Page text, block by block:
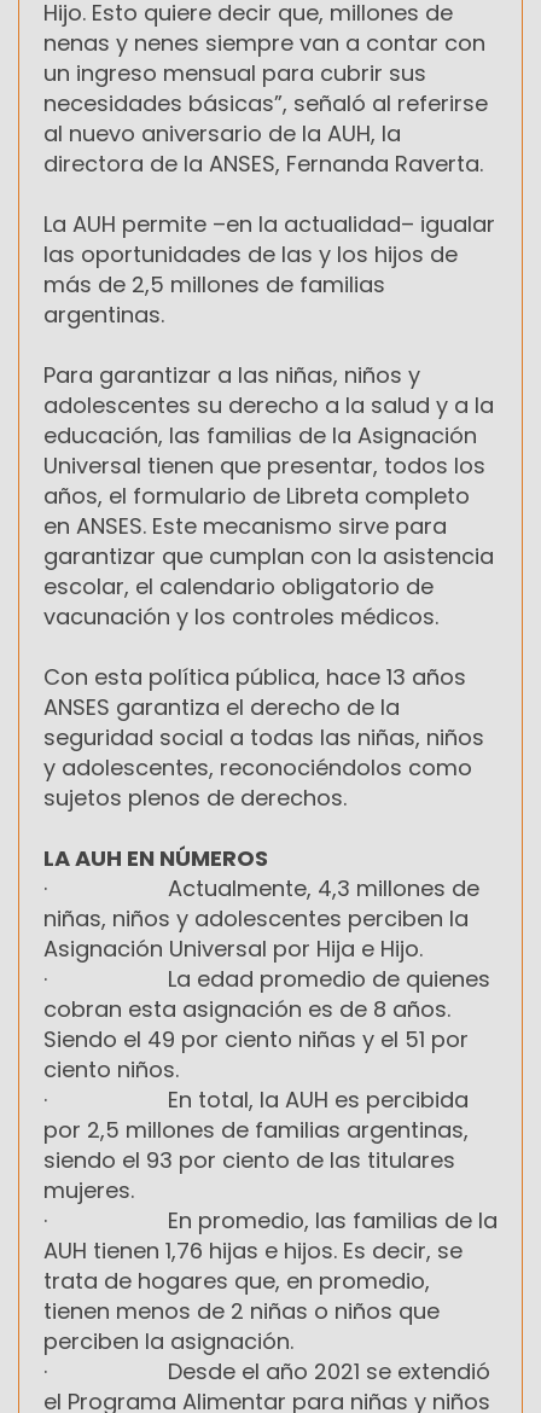
Hijo. Esto quiere decir que, millones de
nenas y nenes siempre van a contar con
un ingreso mensual para cubrir sus
necesidades básicas”, señaló al referirse
al nuevo aniversario de la AUH, la
directora de la ANSES, Fernanda Raverta.
La AUH permite –en la actualidad– igualar
las oportunidades de las y los hijos de
más de 2,5 millones de familias
argentinas.
Para garantizar a las niñas, niños y
adolescentes su derecho a la salud y a la
educación, las familias de la Asignación
Universal tienen que presentar, todos los
años, el formulario de Libreta completo
en ANSES. Este mecanismo sirve para
garantizar que cumplan con la asistencia
escolar, el calendario obligatorio de
vacunación y los controles médicos.
Con esta política pública, hace 13 años
ANSES garantiza el derecho de la
seguridad social a todas las niñas, niños
y adolescentes, reconociéndolos como
sujetos plenos de derechos.
LA AUH EN NÚMEROS
· Actualmente, 4,3 millones de
niñas, niños y adolescentes perciben la
Asignación Universal por Hija e Hijo.
· La edad promedio de quienes
cobran esta asignación es de 8 años.
Siendo el 49 por ciento niñas y el 51 por
ciento niños.
· En total, la AUH es percibida
por 2,5 millones de familias argentinas,
siendo el 93 por ciento de las titulares
mujeres.
· En promedio, las familias de la
AUH tienen 1,76 hijas e hijos. Es decir, se
trata de hogares que, en promedio,
tienen menos de 2 niñas o niños que
perciben la asignación.
· Desde el año 2021 se extendió
el Programa Alimentar para niñas y niños